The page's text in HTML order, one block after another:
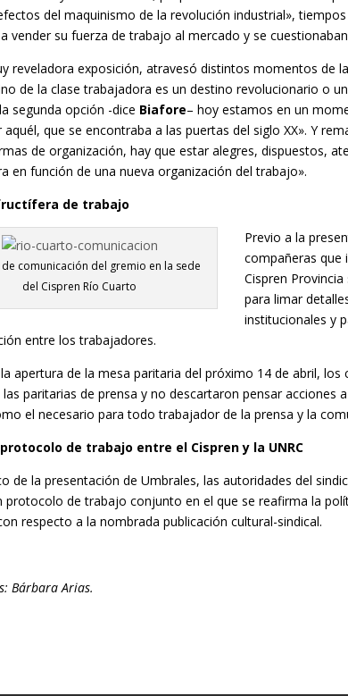
del maquinismo de la revolución industrial»,
vender su fuerza de trabajo al mercado y se
reveladora exposición, atravesó distintos momentos de
de la clase trabajadora es un destino revolucionario o
segunda opción -dice Biafore– hoy estamos en un
que se encontraba a las puertas del siglo XX». Y
de organización, hay que estar alegres, dispuestos,
en función de una nueva organización del trabajo».
de trabajo
de comunicación del gremio en la sede
del Cispren Río Cuarto
Previo a la
compañeras que
Cispren
para limar
institucionales y
entre los trabajadores.
apertura de la mesa paritaria del próximo 14 de abril,
paritarias de prensa y no descartaron pensar acciones
el necesario para todo trabajador de la prensa y la
de trabajo entre el Cispren y la UNRC
de la presentación de Umbrales, las autoridades del
protocolo de trabajo conjunto en el que se reafirma la
respecto a la nombrada publicación cultural-sindical.
Bárbara Arias.